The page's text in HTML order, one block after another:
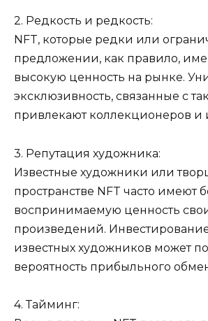
2. Редкость и редкость:
NFT, которые редки или
предложении, как правило,
высокую ценность на рынке.
эксклюзивность, связанные с
привлекают коллекционеров и
3. Репутация художника:
Известные художники или
пространстве NFT часто имеют
воспринимаемую ценность
произведений.
известных художников может
вероятность прибыльного
4. Тайминг: